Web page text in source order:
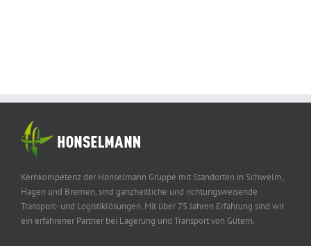
Kernkompetenz der Honselmann Gruppe mit Standorten in Schwelm,
Hagen und Bremen, sind ganzheitliche und richtungsweisende
Transport- und Logistiklösungen. Mit über 75 Jahren Erfahrung sind wir
ein erfahrener Partner bei Lagerung und Transport von Gütern.